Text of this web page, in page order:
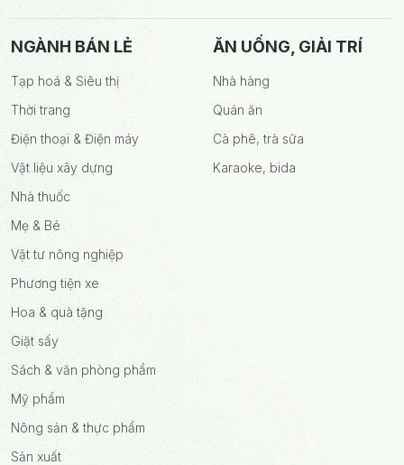
NGÀNH BÁN LẺ
Tạp hoá & Siêu thị
Thời trang
Điện thoại & Điện máy
Vật liệu xây dựng
Nhà thuốc
Mẹ & Bé
Vật tư nông nghiệp
Phương tiện xe
Hoa & quà tặng
Giặt sấy
Sách & văn phòng phẩm
Mỹ phẩm
Nông sản & thực phẩm
Sản xuất
ĂN UỐNG, GIẢI TRÍ
Nhà hàng
Quán ăn
Cà phê, trà sữa
Karaoke, bida